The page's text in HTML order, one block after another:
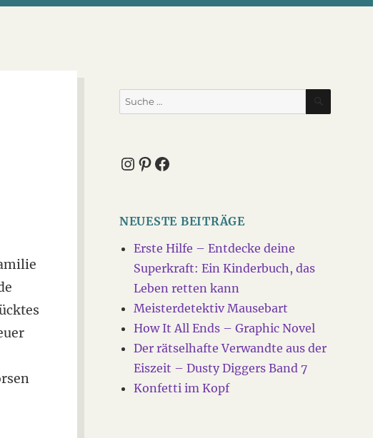
Suche
nach:
SUCHEN
Instagram
Pinterest
Facebook
NEUESTE BEITRÄGE
Erste Hilfe – Entdecke deine
Superkraft: Ein Kinderbuch, das
Leben retten kann
Meisterdetektiv Mausebart
How It All Ends – Graphic Novel
Der rätselhafte Verwandte aus der
Eiszeit – Dusty Diggers Band 7
Konfetti im Kopf